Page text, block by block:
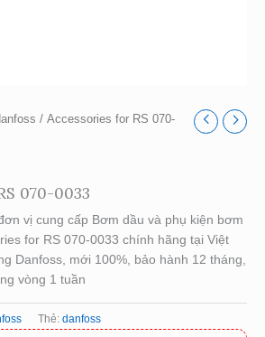
/ Accessories for RS 070-
070-0033
vị cung cấp Bơm dầu và phụ kiện bơm
for RS 070-0033 chính hãng tại Việt
Danfoss, mới 100%, bảo hành 12 tháng,
vòng 1 tuần
Thẻ: danfoss